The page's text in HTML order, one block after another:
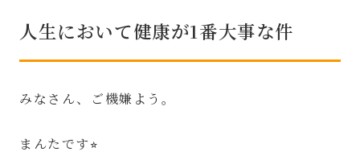
人生において健康が1番大事な件
みなさん、ご機嫌よう。
まんたです⭐︎